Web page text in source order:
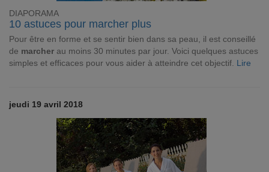
DIAPORAMA
10 astuces pour marcher plus
Pour être en forme et se sentir bien dans sa peau, il est conseillé
de marcher au moins 30 minutes par jour. Voici quelques astuces
simples et efficaces pour vous aider à atteindre cet objectif. Lire
jeudi 19 avril 2018